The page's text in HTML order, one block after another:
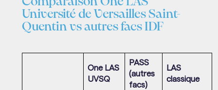
Université de Versailles Saint-
Quentin vs autres facs IDF
One LAS
UVSQ
PASS
(autres
facs)
LAS
classique